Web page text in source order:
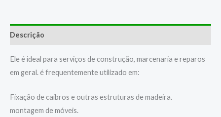
Descrição
Ele é ideal para serviços de construção, marcenaria e reparos
em geral. é frequentemente utilizado em:
Fixação de caibros e outras estruturas de madeira.
montagem de móveis.